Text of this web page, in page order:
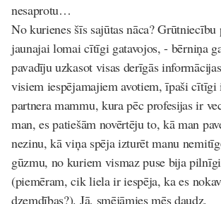
nesaprotu…
No kurienes šīs sajūtas nāca? Grūtniecību
jaunajai lomai cītīgi gatavojos, - bērniņa
pavadīju uzkasot visas derīgās
visiem iespējamajiem avotiem, īpaši cītīgi
partnera mammu, kura pēc profesijas ir
man, es patiešām novērtēju to, kā man
nezinu, kā viņa spēja izturēt manu
gūzmu, no kuriem vismaz puse bija
(piemēram, cik liela ir iespēja, ka es
dzemdības?). Jā, smējāmies mēs daudz.